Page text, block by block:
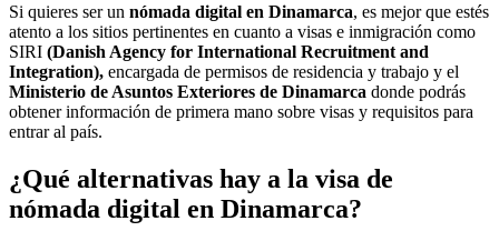
Si quieres ser un nómada digital en Dinamarca, es mejor que estés
atento a los sitios pertinentes en cuanto a visas e inmigración como
SIRI (Danish Agency for International Recruitment and
Integration), encargada de permisos de residencia y trabajo y el
Ministerio de Asuntos Exteriores de Dinamarca donde podrás
obtener información de primera mano sobre visas y requisitos para
entrar al país.
¿Qué alternativas hay a la visa de
nómada digital en Dinamarca?